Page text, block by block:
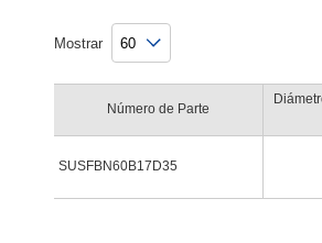
Mostrar
Número de Parte
SUSFBN60B17D35